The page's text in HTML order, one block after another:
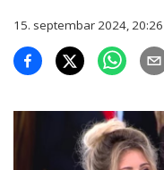
15. septembar 2024, 20:26